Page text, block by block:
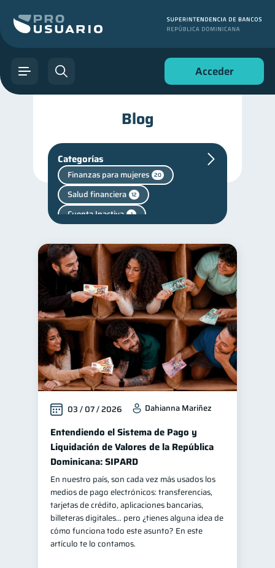
Acceder
Blog
Categorías
Finanzas para mujeres 20
Salud financiera 12
Cuenta Inactiva 1
Manejo de deudas 31
Educación financiera 31
Finanzas para jóvenes 30
Control de deudas 30
Finanzas familiares 25
Inclusión financiera 22
Bienestar financiero 22
Seguridad financiera 13
Productos financieros 11
Organización Financiera 10
Deudas 10
Entidad financiera
Préstamos 8 Ahorro 8
Consejos 6
Tarjeta de crédito 6
Historial crediticio
03 / 07 / 2026 Dahianna Mariñez
Entendiendo el Sistema de Pago y
Liquidación de Valores de la República
Dominicana: SIPARD
En nuestro país, son cada vez más usados los
medios de pago electrónicos: transferencias,
tarjetas de crédito, aplicaciones bancarias,
billeteras digitales… pero ¿tienes alguna idea de
cómo funciona todo este asunto? En este
artículo te lo contamos.